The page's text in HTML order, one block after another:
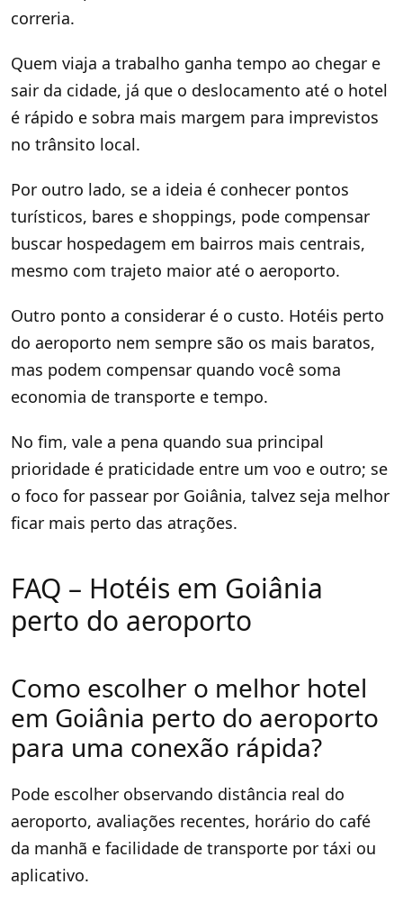
correria.
Quem viaja a trabalho ganha tempo ao chegar e
sair da cidade, já que o deslocamento até o hotel
é rápido e sobra mais margem para imprevistos
no trânsito local.
Por outro lado, se a ideia é conhecer pontos
turísticos, bares e shoppings, pode compensar
buscar hospedagem em bairros mais centrais,
mesmo com trajeto maior até o aeroporto.
Outro ponto a considerar é o custo. Hotéis perto
do aeroporto nem sempre são os mais baratos,
mas podem compensar quando você soma
economia de transporte e tempo.
No fim, vale a pena quando sua principal
prioridade é praticidade entre um voo e outro; se
o foco for passear por Goiânia, talvez seja melhor
ficar mais perto das atrações.
FAQ – Hotéis em Goiânia
perto do aeroporto
Como escolher o melhor hotel
em Goiânia perto do aeroporto
para uma conexão rápida?
Pode escolher observando distância real do
aeroporto, avaliações recentes, horário do café
da manhã e facilidade de transporte por táxi ou
aplicativo.